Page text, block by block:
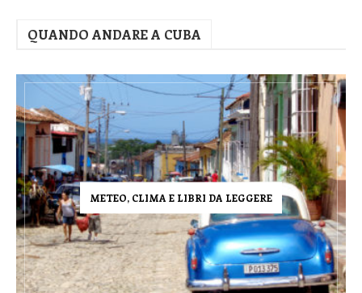
QUANDO ANDARE A CUBA
METEO, CLIMA E LIBRI DA LEGGERE